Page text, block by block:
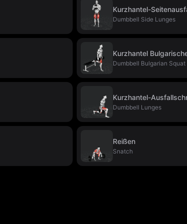
Kurzhantel-
Dumbbell Side Lunges
Kurzhantel
Dumbbell Bulgarian Squat
Kurzhantel-
Dumbbell Lunges
Reißen
Snatch